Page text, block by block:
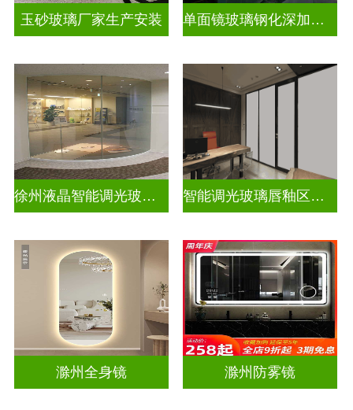
玉砂玻璃厂家生产安装 单面镜玻璃钢化深加工玻璃
徐州液晶智能调光玻璃定做电话 智能调光玻璃唇釉区别图片高清
滁州全身镜 滁州防雾镜